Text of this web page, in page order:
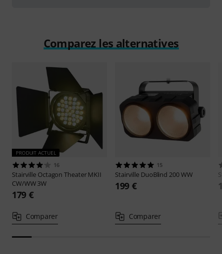
Comparez les alternatives
PRODUIT ACTUEL
16
Stairville Octagon Theater MKII
CW/WW 3W
179 €
Comparer
15
Stairville DuoBlind 200 WW
199 €
Comparer